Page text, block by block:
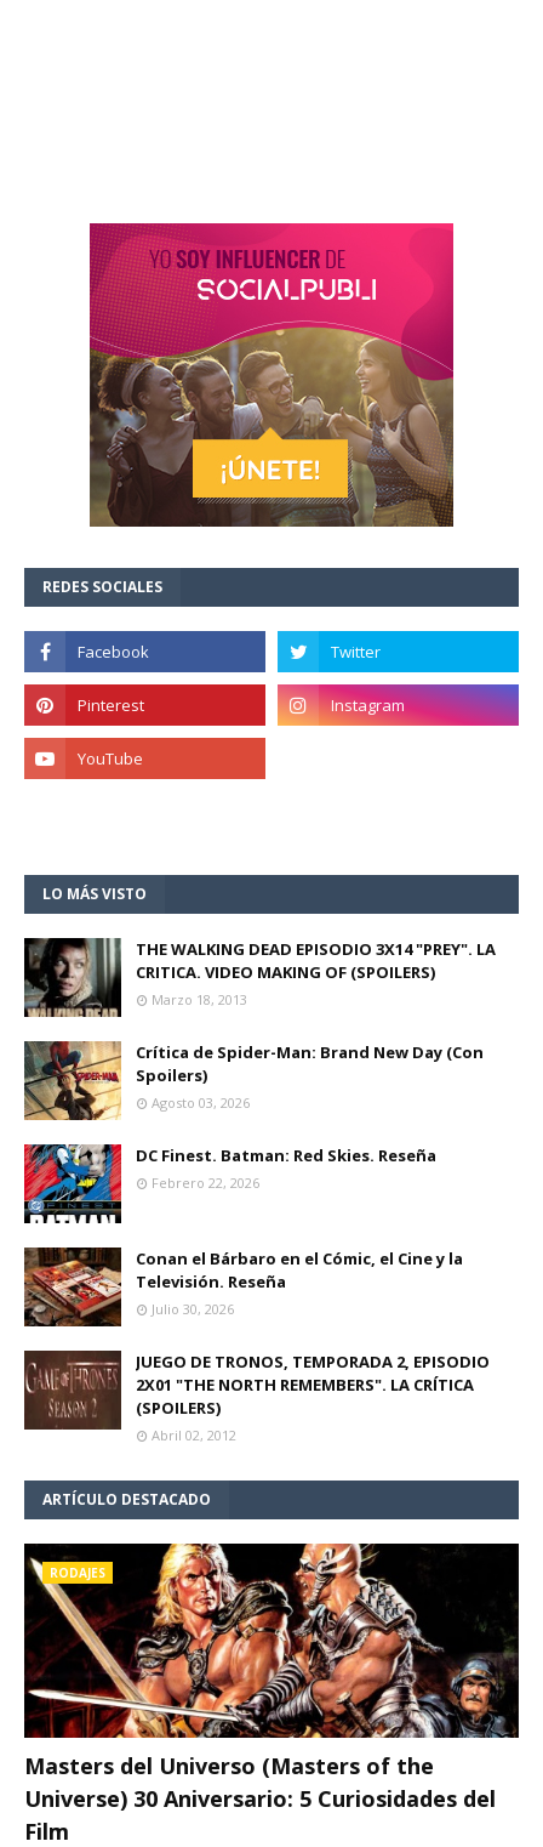
REDES SOCIALES
LO MÁS VISTO
THE WALKING DEAD EPISODIO 3X14 "PREY". LA
CRITICA. VIDEO MAKING OF (SPOILERS)
Marzo 18, 2013
Crítica de Spider-Man: Brand New Day (Con
Spoilers)
Agosto 03, 2026
DC Finest. Batman: Red Skies. Reseña
Febrero 22, 2026
Conan el Bárbaro en el Cómic, el Cine y la
Televisión. Reseña
Julio 30, 2026
JUEGO DE TRONOS, TEMPORADA 2, EPISODIO
2X01 "THE NORTH REMEMBERS". LA CRÍTICA
(SPOILERS)
Abril 02, 2012
ARTÍCULO DESTACADO
RODAJES
Masters del Universo (Masters of the
Universe) 30 Aniversario: 5 Curiosidades del
Film